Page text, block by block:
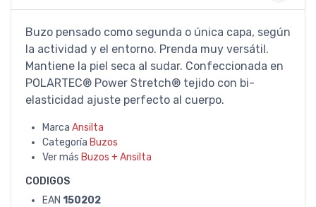
Buzo pensado como segunda o única capa, según
la actividad y el entorno. Prenda muy versátil.
Mantiene la piel seca al sudar. Confeccionada en
POLARTEC® Power Stretch® tejido con bi-
elasticidad ajuste perfecto al cuerpo.
Marca Ansilta
Categoría Buzos
Ver más Buzos + Ansilta
CODIGOS
EAN 150202